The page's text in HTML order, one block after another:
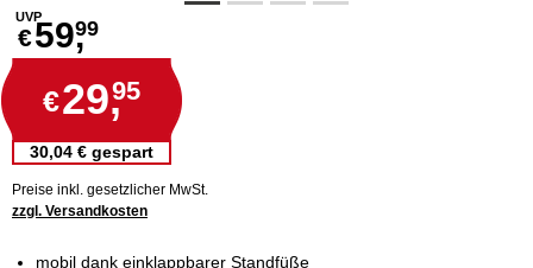
UVP
€59,99
€29,95
30,04 € gespart
Preise inkl. gesetzlicher MwSt.
zzgl. Versandkosten
mobil dank einklappbarer Standfüße